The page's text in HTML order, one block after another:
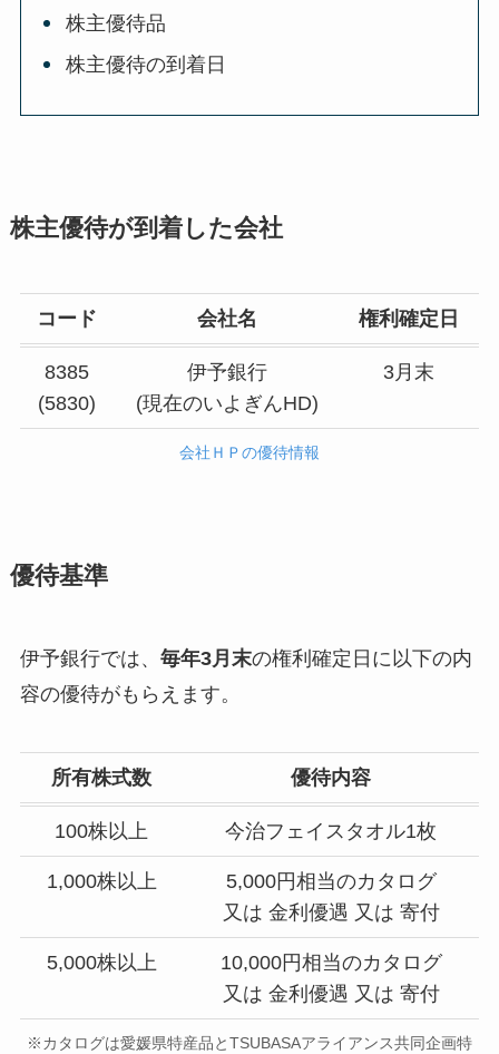
株主優待品
株主優待の到着日
株主優待が到着した会社
コード 会社名 権利確定日
8385
(5830)
伊予銀行
(現在のいよぎんHD)
3月末
会社ＨＰの優待情報
優待基準
伊予銀行では、 毎年3月末の権利確定日に以下の内
容の優待がもらえます。
所有株式数 優待内容
100株以上 今治フェイスタオル1枚
1,000株以上
5,000円相当のカタログ
又は 金利優遇 又は 寄付
5,000株以上
10,000円相当のカタログ
又は 金利優遇 又は 寄付
※カタログは愛媛県特産品とTSUBASAアライアンス共同企画特